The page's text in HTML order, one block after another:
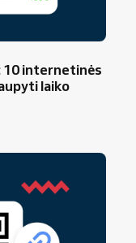
10 internetinės
laiko